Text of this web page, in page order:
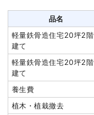
室内残置物撤去
物置撤去
諸経費
値引き
小計
品名
軽量鉄骨造住宅20坪2階
建て
軽量鉄骨造住宅20坪2階
建て
養生費
植木・植栽撤去